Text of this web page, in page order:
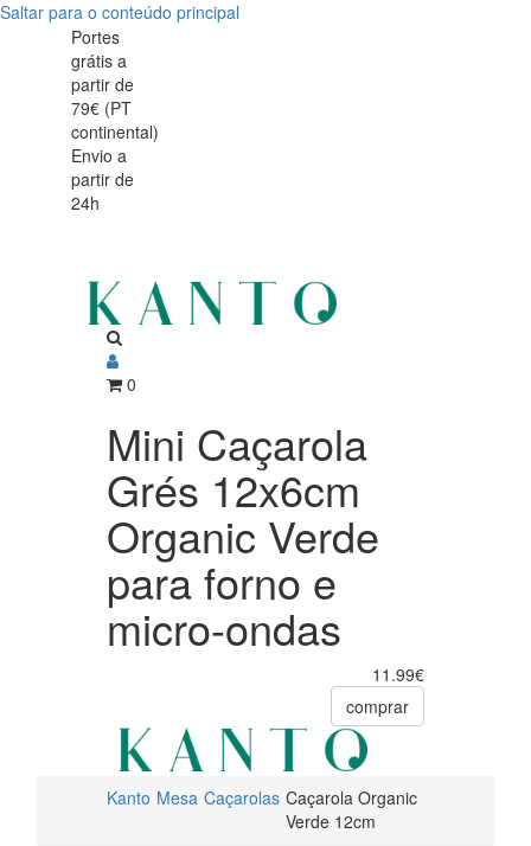
Saltar para o conteúdo principal
Mini
Caçarola
Grés
12x6cm
Organic
Verde
micro-
ondas
Caçarola
Grés
12x6cm
Organic
Portes
grátis a
partir de
79€ (PT
continental)
Envio a
partir de
24h
0
Mini Caçarola
Grés 12x6cm
Organic Verde
para forno e
micro-ondas
11.99€
comprar
Kanto Mesa Caçarolas Caçarola Organic
Verde 12cm